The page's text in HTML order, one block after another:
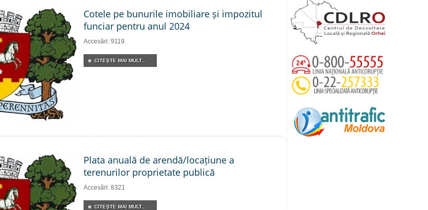
Cotele pe bunurile imobiliare și impozitul
funciar pentru anul 2024
Accesări: 9119
CITEŞTE MAI MULT...
Plata anuală de arendă/locațiune a
terenurilor proprietate publică
Accesări: 8321
CITEŞTE MAI MULT...